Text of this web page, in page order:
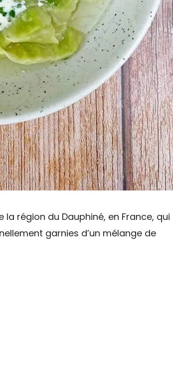
région du Dauphiné, en France, qui
garnies d’un mélange de